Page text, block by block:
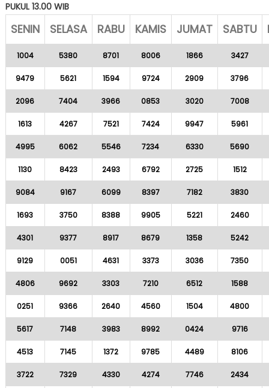
PUKUL 13.00 WIB
SENIN SELASA RABU KAMIS JUMAT SABTU
1004 5380 8701 8006 1866 3427
9479 5621 1594 9724 2909 3796
2096 7404 3966 0853 3020 7008
1613 4267 7521 7424 9947 5961
4995 6062 5546 7234 6330 5690
1130 8423 2493 6792 2725 1512
9084 9167 6099 8397 7182 3830
1693 3750 8388 9905 5221 2460
4301 9377 8917 8679 1358 5242
9129 0051 4631 3373 3036 7350
4806 9692 3303 7210 6512 1588
0251 9366 2640 4560 1504 4800
5617 7148 3983 8992 0424 9716
4513 7145 1372 9785 4489 8106
3722 7329 4330 4274 7746 2434